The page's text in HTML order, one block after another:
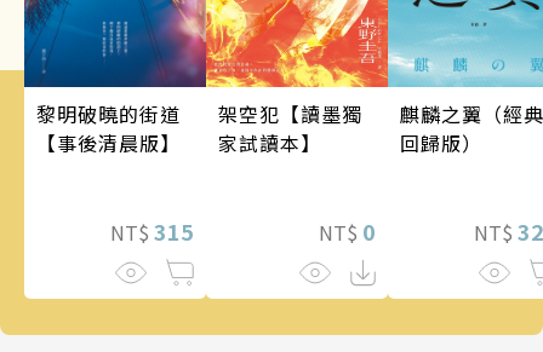
黎明破曉的街道
【事後清晨版】
NT$ 315
架空犯【讀墨獨
家試讀本】
NT$ 0
麒麟之翼（經典
回歸版）
NT$